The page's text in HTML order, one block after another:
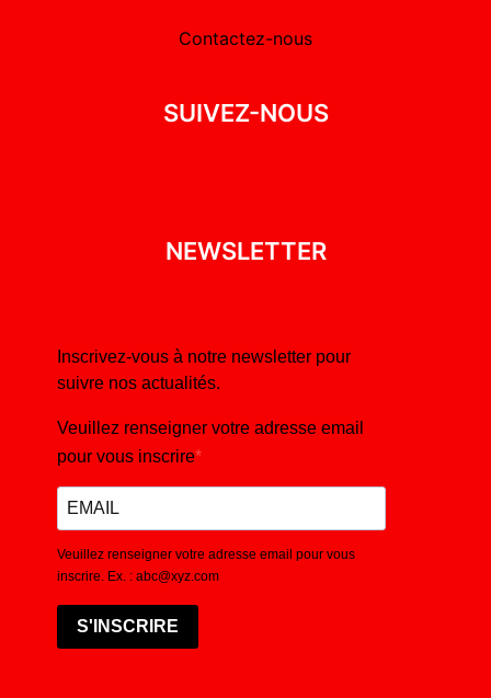
Contactez-nous
SUIVEZ-NOUS
NEWSLETTER
Inscrivez-vous à notre newsletter pour
suivre nos actualités.
Veuillez renseigner votre adresse email
pour vous inscrire
Veuillez renseigner votre adresse email pour vous
inscrire. Ex. : abc@xyz.com
S'INSCRIRE